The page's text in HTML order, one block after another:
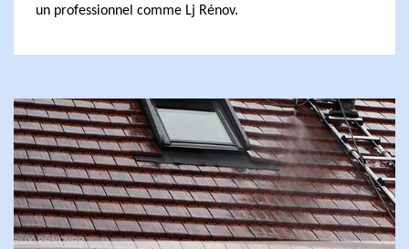
un professionnel comme Lj Rénov.